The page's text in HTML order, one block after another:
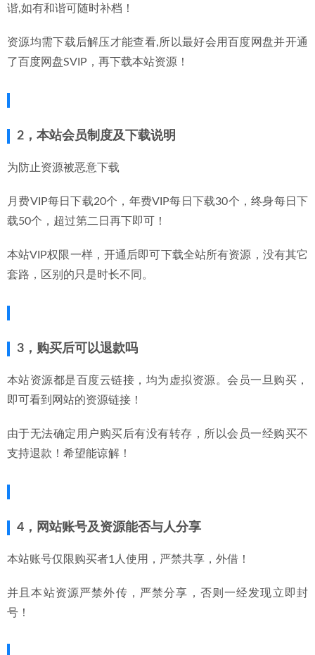
谐,如有和谐可随时补档！
资源均需下载后解压才能查看,所以最好会用百度网盘并开通
了百度网盘SVIP，再下载本站资源！
2，本站会员制度及下载说明
为防止资源被恶意下载
月费VIP每日下载20个，年费VIP每日下载30个，终身每日下
载50个，超过第二日再下即可！
本站VIP权限一样，开通后即可下载全站所有资源，没有其它
套路，区别的只是时长不同。
3，购买后可以退款吗
本站资源都是百度云链接，均为虚拟资源。会员一旦购买，
即可看到网站的资源链接！
由于无法确定用户购买后有没有转存，所以会员一经购买不
支持退款！希望能谅解！
4，网站账号及资源能否与人分享
本站账号仅限购买者1人使用，严禁共享，外借！
并且本站资源严禁外传，严禁分享，否则一经发现立即封
号！